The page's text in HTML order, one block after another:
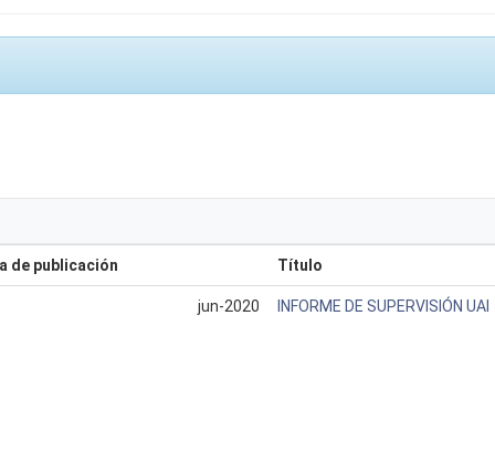
de publicación Título
jun-2020 INFORME DE SUPERVISIÓN UAI